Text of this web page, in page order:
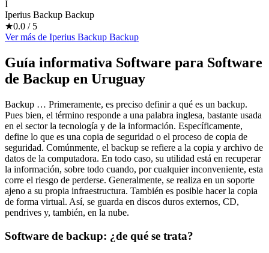
I
Iperius Backup Backup
★0.0 / 5
Ver más de Iperius Backup Backup
Guía informativa Software para Software
de Backup en Uruguay
Backup … Primeramente, es preciso definir a qué es un backup.
Pues bien, el término responde a una palabra inglesa, bastante usada
en el sector la tecnología y de la información. Específicamente,
define lo que es una copia de seguridad o el proceso de copia de
seguridad. Comúnmente, el backup se refiere a la copia y archivo de
datos de la computadora. En todo caso, su utilidad está en recuperar
la información, sobre todo cuando, por cualquier inconveniente, esta
corre el riesgo de perderse. Generalmente, se realiza en un soporte
ajeno a su propia infraestructura. También es posible hacer la copia
de forma virtual. Así, se guarda en discos duros externos, CD,
pendrives y, también, en la nube.
Software de backup: ¿de qué se trata?